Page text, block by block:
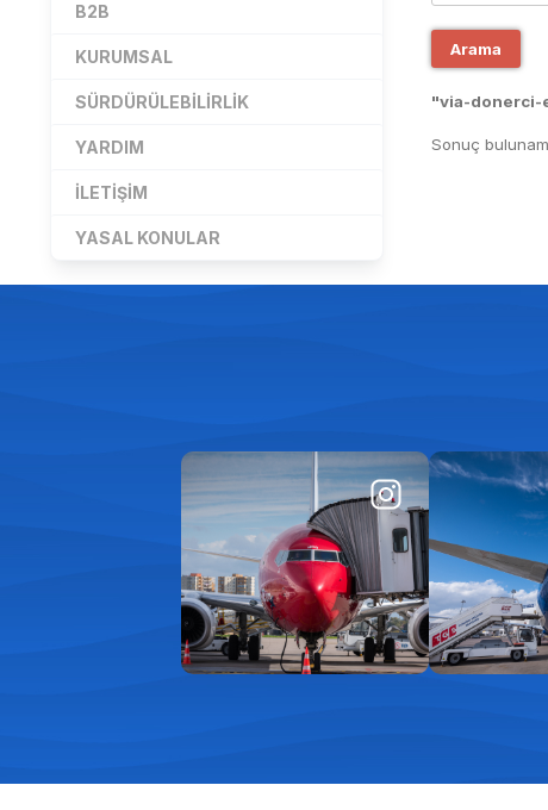
Arama
"via-donerci-
Sonuç
B2B
KURUMSAL
SÜRDÜRÜLEBILIRLIK
YARDIM
İLETIŞIM
YASAL KONULAR